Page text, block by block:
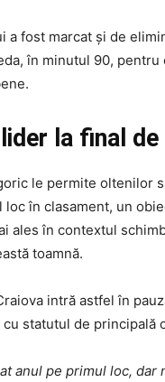
a fost marcat și de
în minutul 90, pentru
la final de
le permite oltenilor
loc în clasament, un
ales în contextul
toamnă.
intră astfel în
statutul de principală
anul pe primul loc, dar